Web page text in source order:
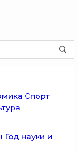
Спорт
Год науки и